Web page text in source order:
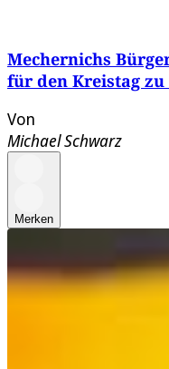
Mechernichs
für den Kreistag
Von
Michael Schwarz
Merken